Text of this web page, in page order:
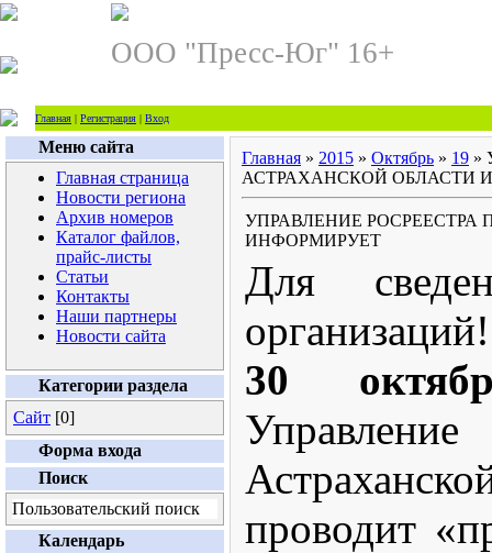
ООО "Пресс-Юг" 16+
Главная | Регистрация | Вход
Меню сайта
Главная страница
Новости региона
Архив номеров
Каталог файлов,
прайс-листы
Статьи
Контакты
Наши партнеры
Новости сайта
Категории раздела
Сайт [0]
Форма входа
Поиск
Пользовательский поиск
Календарь
Главная » 2015 » Октябрь » 19 »
АСТРАХАНСКОЙ ОБЛАСТИ
УПРАВЛЕНИЕ
ИНФОРМИРУЕТ
Для
организаций!
30
проводит